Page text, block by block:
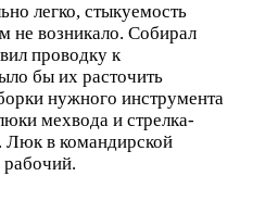
легко, стыкуемость
не возникало. Собирал
проводку к
бы их расточить
нужного инструмента
мехвода и стрелка-
Люк в командирской